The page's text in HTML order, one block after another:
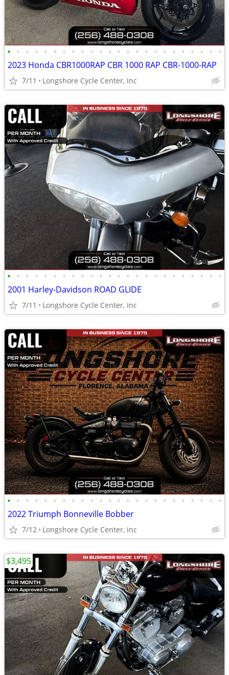
• • • • • • • • • • • • • • • • • • • • • • • •
2023 Honda CBR1000RAP CBR 1000 RAP CBR-1000-RAP
7/11 Longshore Cycle Center, Inc
• • • • • • • • • • • • • • • • • • • • • • • •
2001 Harley-Davidson ROAD GLIDE
7/11 Longshore Cycle Center, Inc
• • • • • • • • • • • • • • • • • • • • • • • •
2022 Triumph Bonneville Bobber
7/12 Longshore Cycle Center, Inc
$3,495